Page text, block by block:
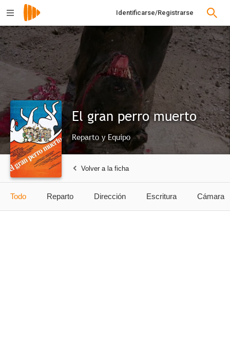
Identificarse/Registrarse
El gran perro muerto
Reparto y Equipo
Volver a la ficha
Todo Reparto Dirección Escritura Cámara